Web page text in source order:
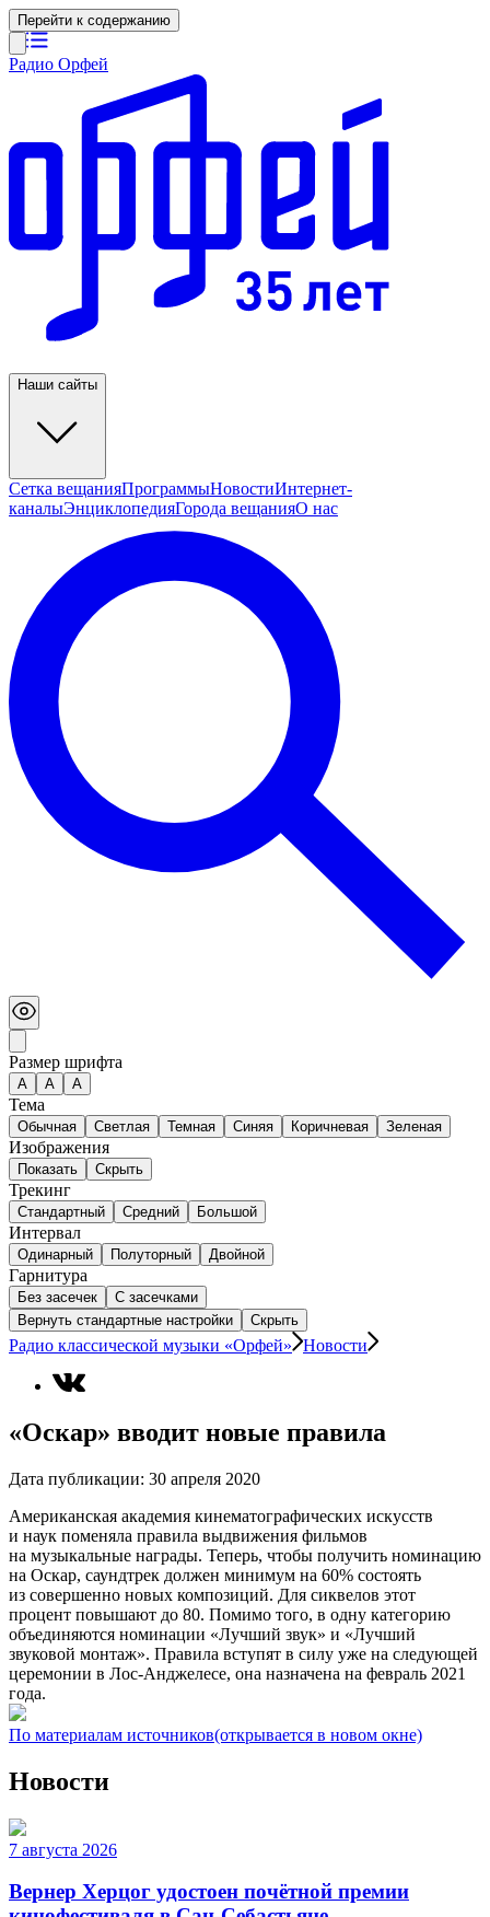
Перейти к содержанию
Радио Орфей
Наши сайты
Сетка вещанияПрограммыНовостиИнтернет-
каналыЭнциклопедияГорода вещанияО нас
Размер шрифта
А A A
Тема
Обычная Светлая Темная Синяя Коричневая Зеленая
Изображения
Показать Скрыть
Трекинг
Стандартный Средний Большой
Интервал
Одинарный Полуторный Двойной
Гарнитура
Без засечек
С засечками
Вернуть стандартные настройки
Скрыть
Радио классической музыки «Орфей» Новости
«Оскар» вводит новые правила
Дата публикации: 30 апреля 2020
Американская академия кинематографических искусств
и наук поменяла правила выдвижения фильмов
на музыкальные награды. Теперь, чтобы получить номинацию
на Оскар, саундтрек должен минимум на 60% состоять
из совершенно новых композиций. Для сиквелов этот
процент повышают до 80. Помимо того, в одну категорию
объединяются номинации «Лучший звук» и «Лучший
звуковой монтаж». Правила вступят в силу уже на следующей
церемонии в Лос-Анджелесе, она назначена на февраль 2021
года.
По материалам источников(открывается в новом окне)
Новости
7 августа 2026
Вернер Херцог удостоен почётной премии